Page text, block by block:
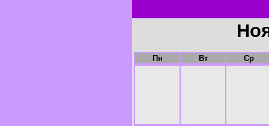
Пн Вт Ср